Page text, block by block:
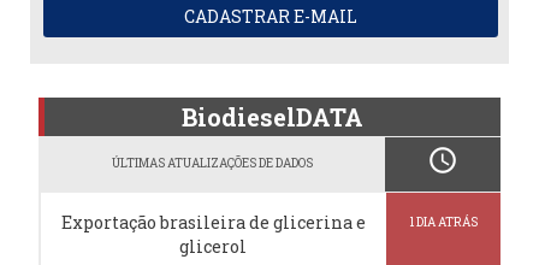
CADASTRAR E-MAIL
BiodieselDATA
ÚLTIMAS ATUALIZAÇÕES DE DADOS schedule
Exportação brasileira de glicerina e
glicerol
1 DIA ATRÁS